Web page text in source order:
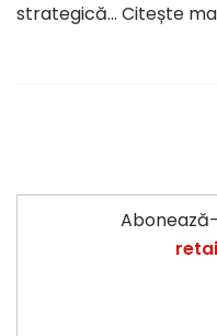
strategică… Citește